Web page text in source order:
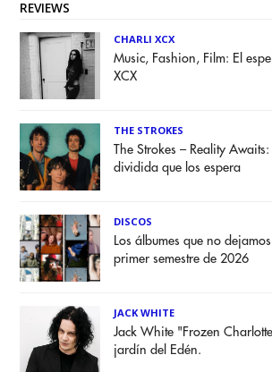
REVIEWS
CHARLI XCX
Music, Fashion, Film: El
XCX
THE STROKES
The Strokes – Reality
dividida que los espera
DISCOS
Los álbumes que no
primer semestre de 2026
JACK WHITE
Jack White "Frozen
jardín del Edén.